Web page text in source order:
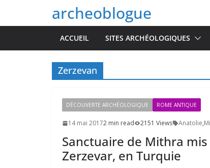
archeoblogue
ACCUEIL SITES ARCHÉOLOGIQUES
Zerzevan
DÉCOUVERTE ARCHÉOLOGIQUE ROME ANTIQUE
14 mai 20172 min read 2151 Views Anatolie,
Sanctuaire de Mithra
Zerzevar, en Turquie